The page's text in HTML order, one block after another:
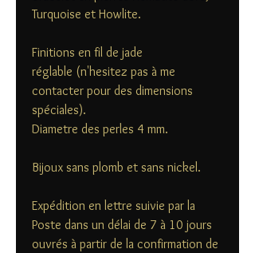
Turquoise et Howlite.
Finitions en fil de jade
réglable (n'hesitez pas à me
contacter pour des dimensions
spéciales).
Diametre des perles 4 mm.
Bijoux sans plomb et sans nickel.
Expédition en lettre suivie par la
Poste dans un délai de 7 à 10 jours
ouvrés à partir de la confirmation de